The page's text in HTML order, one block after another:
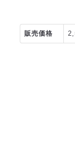
販売価格